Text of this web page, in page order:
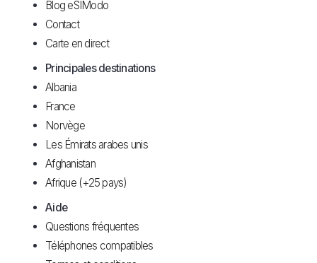
Blog eSIModo
Contact
Carte en direct
Principales destinations
Albania
France
Norvège
Les Émirats arabes unis
Afghanistan
Afrique (+25 pays)
Aide
Questions fréquentes
Téléphones compatibles